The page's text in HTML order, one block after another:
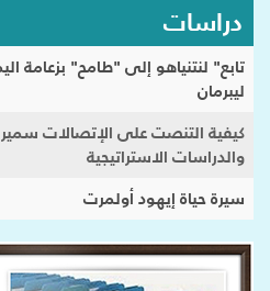
دراسات
تابع" لنتنياهو إلى "طامح" بزعامة
ليبرمان
كيفية التنصت على الإتصالات
والدراسات الاستراتيجية
سيرة حياة إيهود أولمرت